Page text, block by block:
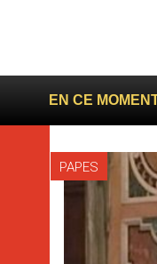
EN CE
En Corée du Sud,
PAPES